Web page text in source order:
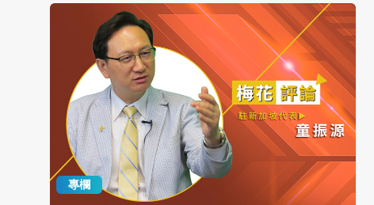
話說，如果有從事相關產業進出，他認為
你違反規定、有涉及技術安全或各種各項
規定，即使台商也可能不讓你離開中國大
陸，回到台灣。海基會非常希望這樣的事
情不要發生，所以有機會再次來提醒，尤
其有關台商或是跟中國有進行貿易產業人
員，在進出中國的時候，你都有可以被中
國政府政府禁止出境的風險。
面秘書長尹啟銘會中表示，德陽作為四川
裝備製造產業核心承載地，產業特色鮮
明，且積極布局新產業賽道，發展方向與
兩岸產業融合需求高度契合，是台商台企
布局大陸西部、拓展內需市場的理想選
擇，「未來大有可為」。 本次活動以
「攜手新機遇融合促發展」為主題，由四
川省及德陽市相關部門主辦。根據《川越
海峽》報導，出席開幕式者包括海峽兩岸
關係協會常務副會長龍明彪、四川省人大
常委會副主任何延政、全國台灣同胞投資
企業聯誼會會長李政宏、台灣工業總會副
理事長秦榮華，以及四川省台辦主任劉曉
專欄